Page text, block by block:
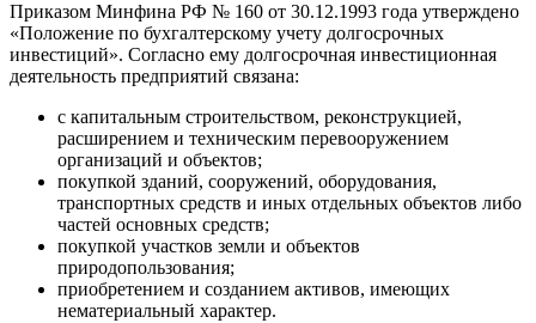
Приказом Минфина РФ № 160 от 30.12.1993 года утверждено
«Положение по бухгалтерскому учету долгосрочных
инвестиций». Согласно ему долгосрочная инвестиционная
деятельность предприятий связана:
с капитальным строительством, реконструкцией,
расширением и техническим перевооружением
организаций и объектов;
покупкой зданий, сооружений, оборудования,
транспортных средств и иных отдельных объектов либо
частей основных средств;
покупкой участков земли и объектов
природопользования;
приобретением и созданием активов, имеющих
нематериальный характер.